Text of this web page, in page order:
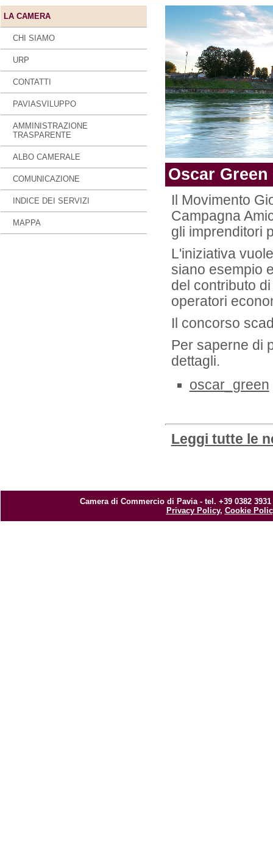
LA CAMERA
CHI SIAMO
URP
CONTATTI
PAVIASVILUPPO
AMMINISTRAZIONE
TRASPARENTE
ALBO CAMERALE
COMUNICAZIONE
INDICE DEI SERVIZI
MAPPA
Oscar
Il Movimento
Campagna
gli imprenditori
L'iniziativa
siano esempio
del contributo
operatori
Il concorso
Per saperne di
dettagli.
oscar_green
Leggi tutte le
Camera di Commercio di Pavia - tel. +39 0382
Privacy Policy, Cookie